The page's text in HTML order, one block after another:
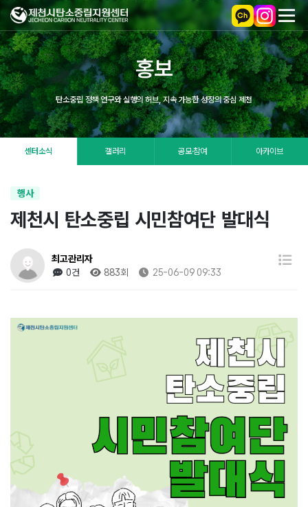
홍보
탄소중립 정책 연구와 실행의 허브, 지속 가능한 성장의 중심 제천
센터소식 갤러리 공모·참여 아카이브
행사
제천시 탄소중립 시민참여단 발대식
최고관리자
0건
883회 25-06-09 09:33